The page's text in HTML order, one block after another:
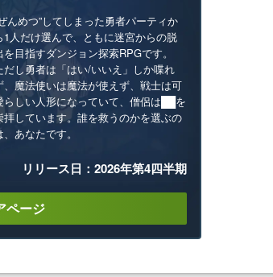
んめつ”してしまった勇者パーティか
1人だけ選んで、ともに迷宮からの脱
を目指すダンジョン探索RPGです。
だし勇者は「はい/いいえ」しか喋れ
、魔法使いは魔法が使えず、戦士は可
らしい人形になっていて、僧侶は██を
拝しています。誰を救うのかを選ぶの
、あなたです。
リリース日：2026年第4四半期
ページ